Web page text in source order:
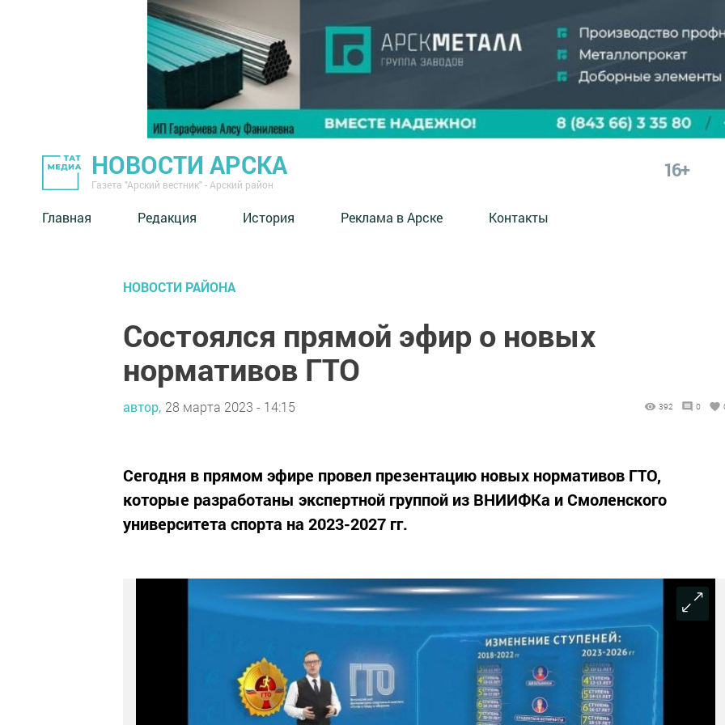
НОВОСТИ АРСКА
Газета "Арский вестник" - Арский район
16+
Главная Редакция История Реклама в Арске Контакты
НОВОСТИ РАЙОНА
Состоялся прямой эфир о новых
нормативов ГТО
автор, 28 марта 2023 - 14:15 392 0
Сегодня в прямом эфире провел презентацию новых нормативов ГТО,
которые разработаны экспертной группой из ВНИИФКа и Смоленского
университета спорта на 2023-2027 гг.